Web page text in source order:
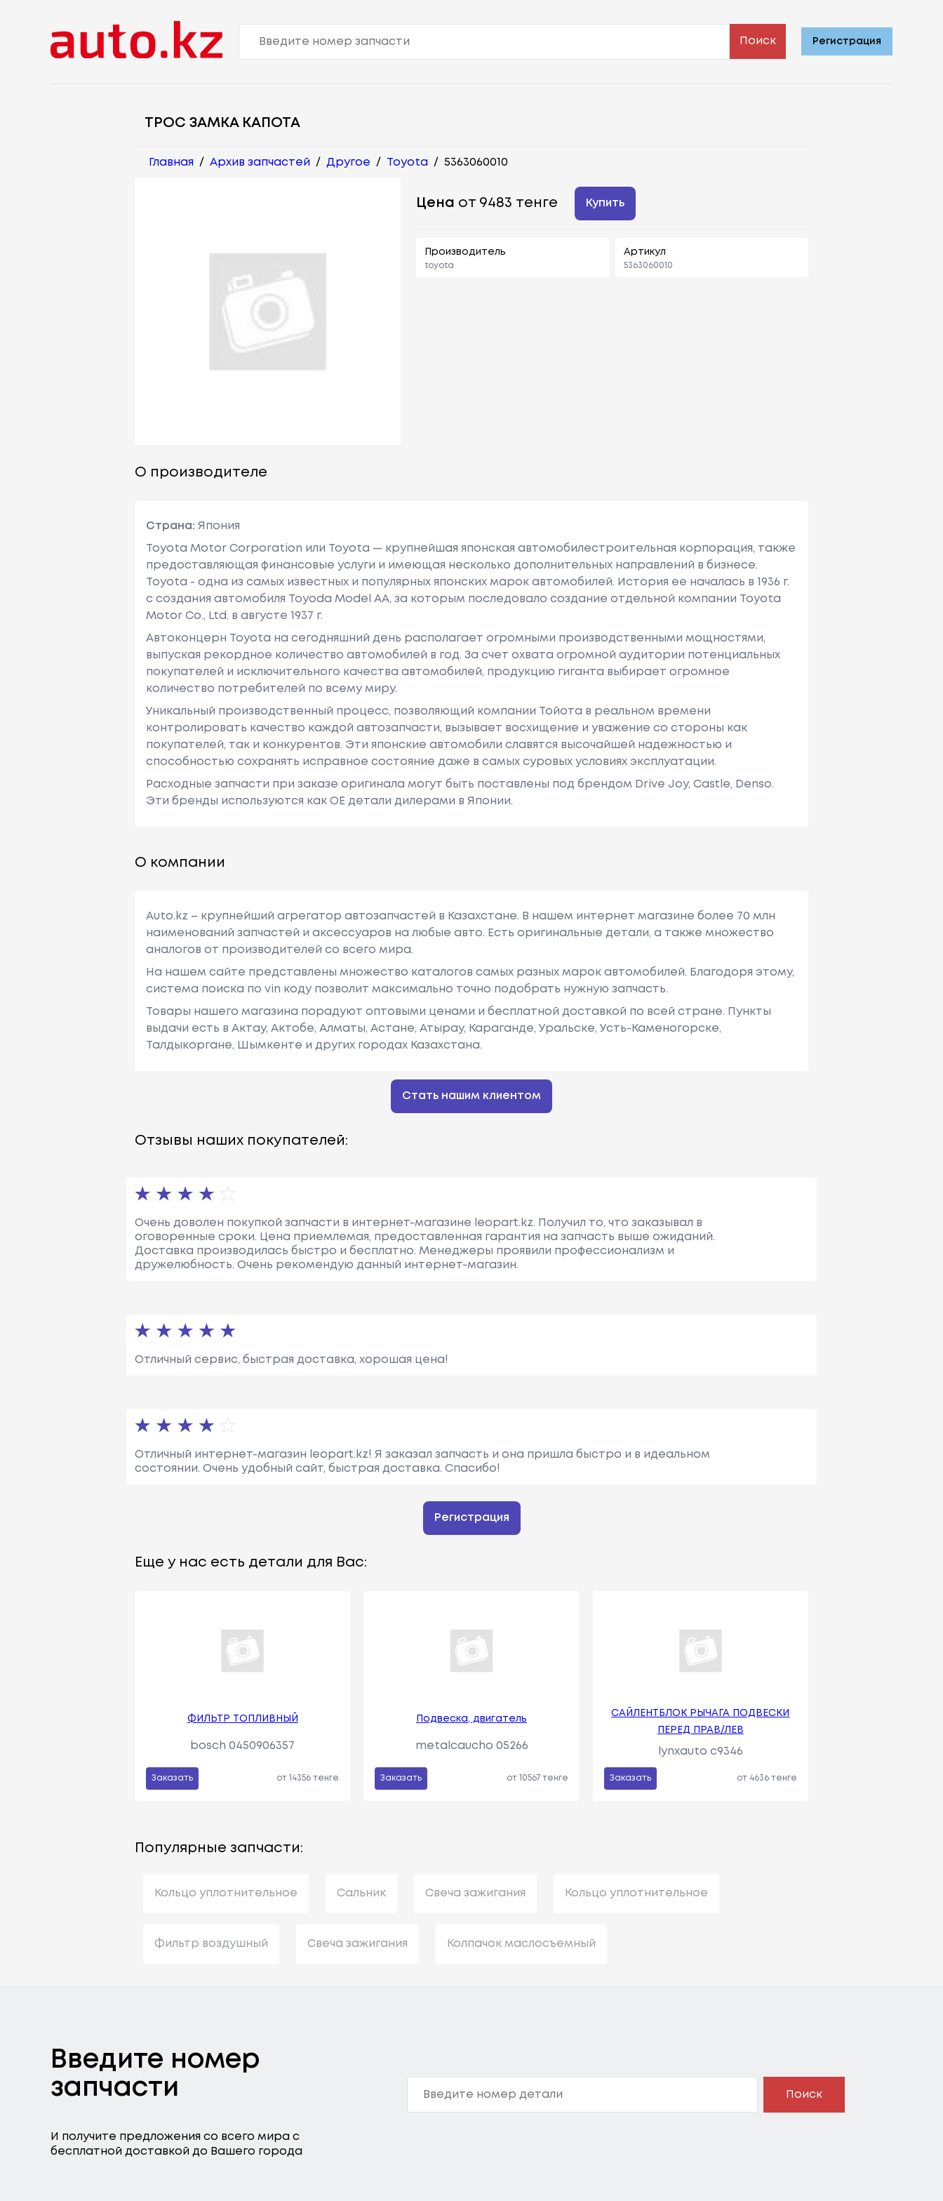
Поиск Регистрация
ТРОС ЗАМКА КАПОТА
Главная / Архив запчастей / Другое / Toyota / 5363060010
Цена от 9483 тенге Купить
Производитель
toyota
Артикул
5363060010
О производителе
Страна: Япония
Toyota Motor Corporation или Toyota — крупнейшая японская автомобилестроительная корпорация, также
предоставляющая финансовые услуги и имеющая несколько дополнительных направлений в бизнесе.
Toyota - одна из самых известных и популярных японских марок автомобилей. История ее началась в 1936 г.
с создания автомобиля Toyoda Model AA, за которым последовало создание отдельной компании Toyota
Motor Co., Ltd. в августе 1937 г.
Автоконцерн Toyota на сегодняшний день располагает огромными производственными мощностями,
выпуская рекордное количество автомобилей в год. За счет охвата огромной аудитории потенциальных
покупателей и исключительного качества автомобилей, продукцию гиганта выбирает огромное
количество потребителей по всему миру.
Уникальный производственный процесс, позволяющий компании Тойота в реальном времени
контролировать качество каждой автозапчасти, вызывает восхищение и уважение со стороны как
покупателей, так и конкурентов. Эти японские автомобили славятся высочайшей надежностью и
способностью сохранять исправное состояние даже в самых суровых условиях эксплуатации.
Расходные запчасти при заказе оригинала могут быть поставлены под брендом Drive Joy, Castle, Denso.
Эти бренды используются как ОЕ детали дилерами в Японии.
О компании
Auto.kz – крупнейший агрегатор автозапчастей в Казахстане. В нашем интернет магазине более 70 млн
наименований запчастей и аксессуаров на любые авто. Есть оригинальные детали, а также множество
аналогов от производителей со всего мира.
На нашем сайте представлены множество каталогов самых разных марок автомобилей. Благодоря этому,
система поиска по vin коду позволит максимально точно подобрать нужную запчасть.
Товары нашего магазина порадуют оптовыми ценами и бесплатной доставкой по всей стране. Пункты
выдачи есть в Актау, Актобе, Алматы, Астане, Атырау, Караганде, Уральске, Усть-Каменогорске,
Талдыкоргане, Шымкенте и других городах Казахстана.
Стать нашим клиентом
Отзывы наших покупателей:
Очень доволен покупкой запчасти в интернет-магазине leopart.kz. Получил то, что заказывал в
оговоренные сроки. Цена приемлемая, предоставленная гарантия на запчасть выше ожиданий.
Доставка производилась быстро и бесплатно. Менеджеры проявили профессионализм и
дружелюбность. Очень рекомендую данный интернет-магазин.
Отличный сервис, быстрая доставка, хорошая цена!
Отличный интернет-магазин leopart.kz! Я заказал запчасть и она пришла быстро и в идеальном
состоянии. Очень удобный сайт, быстрая доставка. Спасибо!
Регистрация
Еще у нас есть детали для Вас:
ФИЛЬТР ТОПЛИВНЫЙ
bosch 0450906357
Заказать от 14356 тенге
Подвеска, двигатель
metalcaucho 05266
Заказать от 10567 тенге
САЙЛЕНТБЛОК РЫЧАГА ПОДВЕСКИ
ПЕРЕД ПРАВ/ЛЕВ
lynxauto c9346
Заказать от 4636 тенге
Популярные запчасти:
Кольцо уплотнительное Сальник Свеча зажигания Кольцо уплотнительное
Фильтр воздушный Свеча зажигания Колпачок маслосъемный
Введите номер
запчасти
И получите предложения со всего мира с
бесплатной доставкой до Вашего города
Поиск